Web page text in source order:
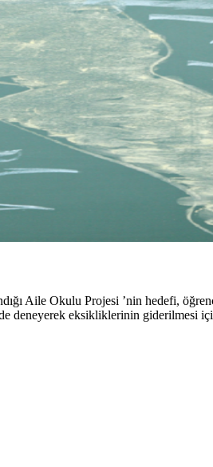
Aile Okulu Projesi ’nin hedefi,
deneyerek eksikliklerinin giderilmesi